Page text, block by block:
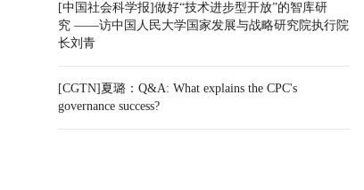
[中国社会科学报]做好“技术进步型开放”的智库研
究 ——访中国人民大学国家发展与战略研究院执行院
长刘青
[CGTN]夏璐：Q&A: What explains the CPC's
governance success?